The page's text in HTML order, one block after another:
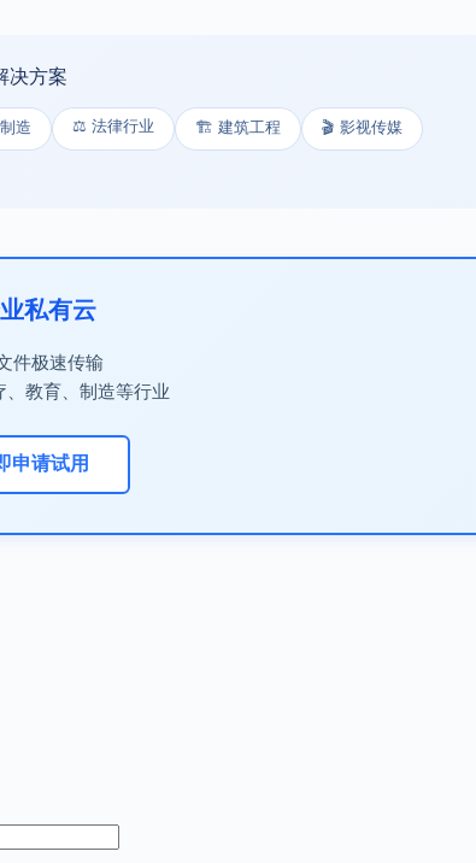
决方案
造 ⚖️ 法律行业 🏗️ 建筑工程 🎬 影视传媒
私有云
件极速传输
教育、制造等行业
申请试用